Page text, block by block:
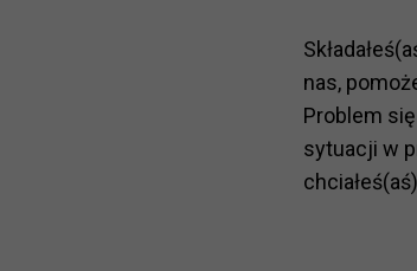
nas,
Problem
sytuacji w